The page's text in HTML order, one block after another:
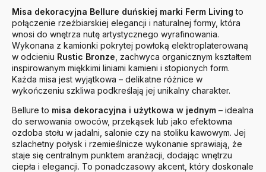
Misa dekoracyjna Bellure duńskiej marki Ferm Living to
połączenie rzeźbiarskiej elegancji i naturalnej formy, która
wnosi do wnętrza nutę artystycznego wyrafinowania.
Wykonana z kamionki pokrytej powłoką elektroplaterowaną
w odcieniu Rustic Bronze , zachwyca organicznym kształtem
inspirowanym miękkimi liniami kamieni i stopionych form.
Każda misa jest wyjątkowa – delikatne różnice w
wykończeniu szkliwa podkreślają jej unikalny charakter.
Bellure to misa dekoracyjna i użytkowa w jednym – idealna
do serwowania owoców, przekąsek lub jako efektowna
ozdoba stołu w jadalni, salonie czy na stoliku kawowym. Jej
szlachetny połysk i rzemieślnicze wykonanie sprawiają, że
staje się centralnym punktem aranżacji, dodając wnętrzu
ciepła i elegancji. To ponadczasowy akcent, który doskonale